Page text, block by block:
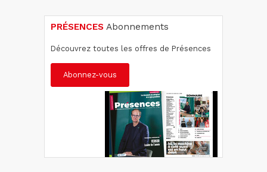
PRÉSENCES Abonnements
Découvrez toutes les offres de Présences
Abonnez-vous